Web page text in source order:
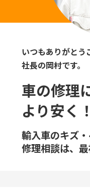
いつもありがとう
社長の岡村です。
車の修理
より安く
輸入車のキズ
修理相談は、